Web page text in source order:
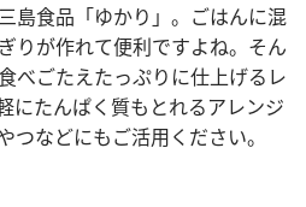
島食品「ゆかり」。ごはんに混
りが作れて便利ですよね。そん
べごたえたっぷりに仕上げるレ
にたんぱく質もとれるアレンジ
つなどにもご活用ください。